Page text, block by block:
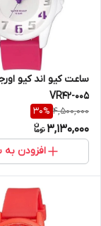
ساعت کیو اند کیو
VR42-005
4,500,000
30%
3,130,000
افزودن